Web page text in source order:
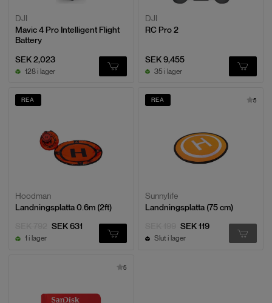
DJI
Mavic 4 Pro Intelligent Flight
Battery
SEK 2,023
128 i lager
DJI
RC Pro 2
SEK 9,455
35 i lager
REA
Hoodman
Landningsplatta 0.6m (2ft)
SEK 631
1 i lager
5
REA
Sunnylife
Landningsplatta (75 cm)
SEK 119
Slut i lager
5